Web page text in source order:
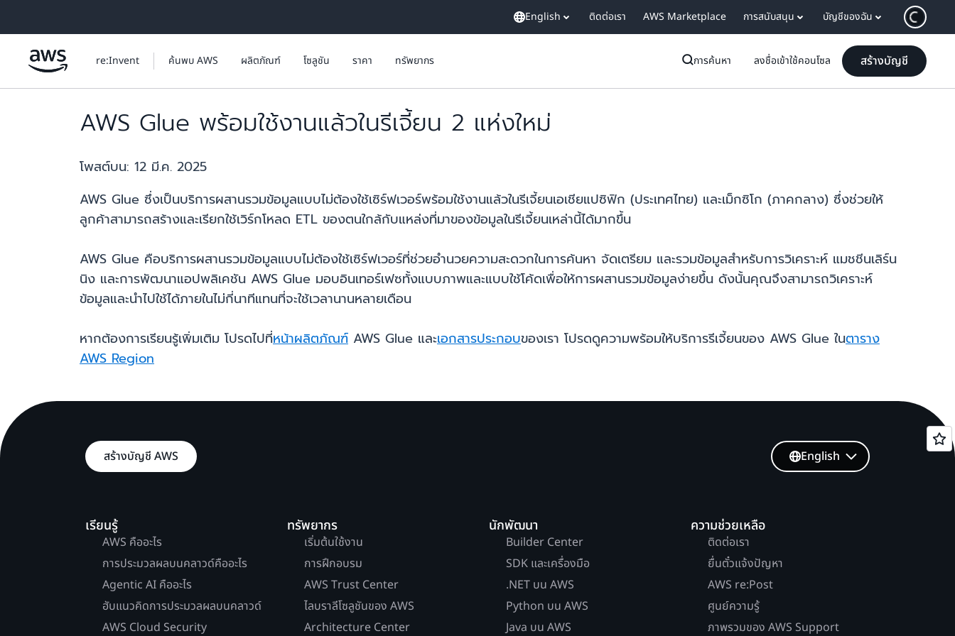
English ติดต่อเรา AWS Marketplace การสนับสนุน บัญชีของฉัน
re:Invent ค้นพบ AWS ผลิตภัณฑ์ โซลูชัน ราคา ทรัพยากร การค้นหา ลงชื่อเข้าใช้คอนโซล สร้างบัญชี
AWS Glue พร้อมใช้งานแล้วในรีเจี้ยน 2 แห่งใหม่
โพสต์บน: 12 มี.ค. 2025
AWS Glue ซึ่งเป็นบริการผสานรวมข้อมูลแบบไม่ต้องใช้เซิร์ฟเวอร์พร้อมใช้งานแล้วในรีเจี้ยนเอเชียแปซิฟิก (ประเทศไทย) และเม็กซิโก (ภาคกลาง) ซึ่งช่วยให้
ลูกค้าสามารถสร้างและเรียกใช้เวิร์กโหลด ETL ของตนใกล้กับแหล่งที่มาของข้อมูลในรีเจี้ยนเหล่านี้ได้มากขึ้น
AWS Glue คือบริการผสานรวมข้อมูลแบบไม่ต้องใช้เซิร์ฟเวอร์ที่ช่วยอำนวยความสะดวกในการค้นหา จัดเตรียม และรวมข้อมูลสำหรับการวิเคราะห์ แมชชีนเลิร์น
นิง และการพัฒนาแอปพลิเคชัน AWS Glue มอบอินเทอร์เฟซทั้งแบบภาพและแบบใช้โค้ดเพื่อให้การผสานรวมข้อมูลง่ายขึ้น ดังนั้นคุณจึงสามารถวิเคราะห์
ข้อมูลและนำไปใช้ได้ภายในไม่กี่นาทีแทนที่จะใช้เวลานานหลายเดือน
หากต้องการเรียนรู้เพิ่มเติม โปรดไปที่หน้าผลิตภัณฑ์ AWS Glue และเอกสารประกอบของเรา โปรดดูความพร้อมให้บริการรีเจี้ยนของ AWS Glue ในตาราง
AWS Region
สร้างบัญชี AWS
เรียนรู้
AWS คืออะไร
การประมวลผลบนคลาวด์คืออะไร
Agentic AI คืออะไร
ฮับแนวคิดการประมวลผลบนคลาวด์
AWS Cloud Security
ทรัพยากร
เริ่มต้นใช้งาน
การฝึกอบรม
AWS Trust Center
ไลบราลีโซลูชันของ AWS
Architecture Center
นักพัฒนา
Builder Center
SDK และเครื่องมือ
.NET บน AWS
Python บน AWS
Java บน AWS
ความช่วยเหลือ
ติดต่อเรา
ยื่นตั๋วแจ้งปัญหา
AWS re:Post
ศูนย์ความรู้
ภาพรวมของ AWS Support
English